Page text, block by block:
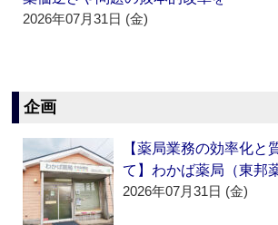
2026年07月31日 (金)
企画
【薬局業務の効率化と
て】わかば薬局（東邦
2026年07月31日 (金)